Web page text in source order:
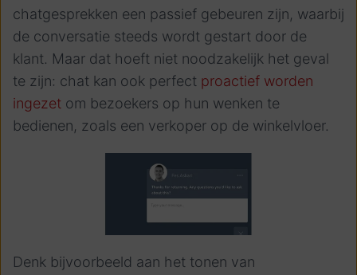
chatgesprekken een passief gebeuren zijn, waarbij
de conversatie steeds wordt gestart door de
klant. Maar dat hoeft niet noodzakelijk het geval
te zijn: chat kan ook perfect proactief worden
ingezet om bezoekers op hun wenken te
bedienen, zoals een verkoper op de winkelvloer.
Denk bijvoorbeeld aan het tonen van